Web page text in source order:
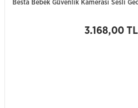
Besta Bebek Güvenlik Kamerası Sesli
3.168,00 TL